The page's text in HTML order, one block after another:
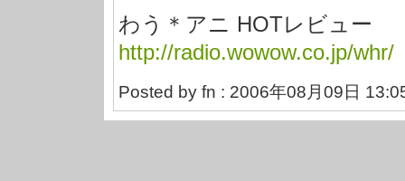
わう＊アニ HOTレビュー
http://radio.wowow.co.jp/whr/
Posted by fn : 2006年08月09日